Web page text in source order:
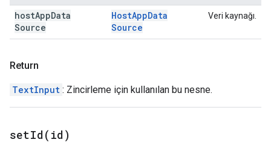
hostAppData
Source
HostAppData
Source
Veri kaynağı.
Return
TextInput : Zincirleme için kullanılan bu nesne.
setId( id)